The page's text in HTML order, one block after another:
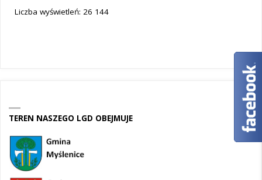
Liczba wyświetleń: 26 144
TEREN NASZEGO LGD OBEJMUJE